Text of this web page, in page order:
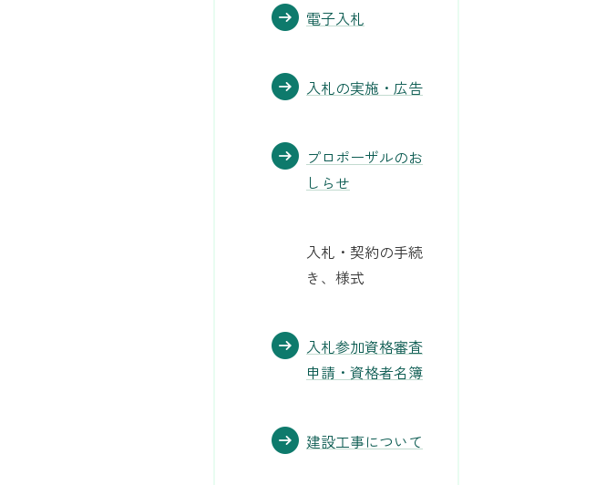
電子入札
入札の実施・広告
プロポーザルのお
しらせ
入札・契約の手続
き、様式
入札参加資格審査
申請・資格者名簿
建設工事について